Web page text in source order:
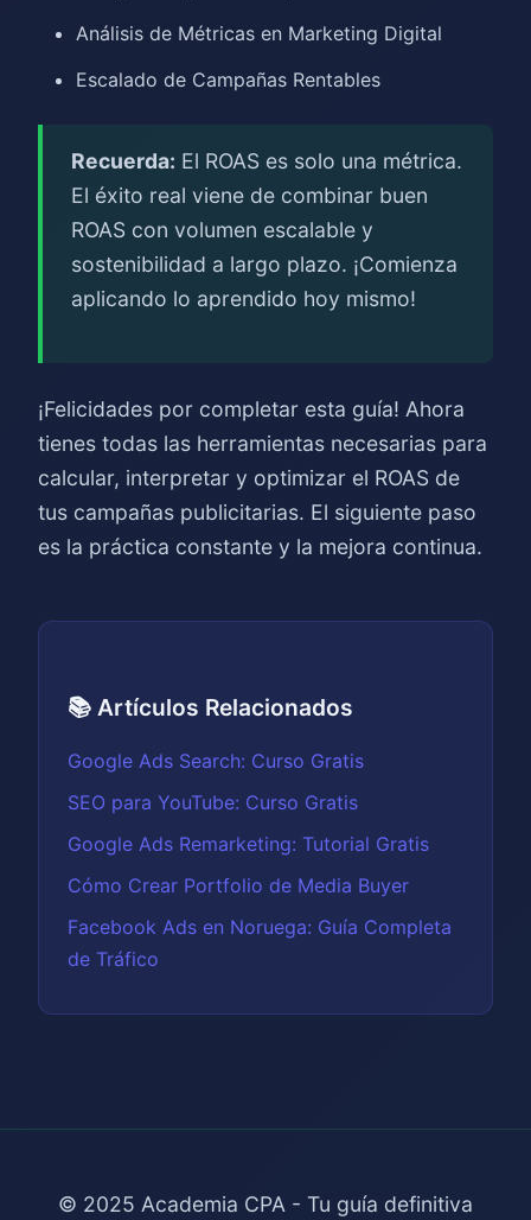
Análisis de Métricas en Marketing Digital
Escalado de Campañas Rentables
Recuerda: El ROAS es solo una métrica.
El éxito real viene de combinar buen
ROAS con volumen escalable y
sostenibilidad a largo plazo. ¡Comienza
aplicando lo aprendido hoy mismo!
¡Felicidades por completar esta guía! Ahora
tienes todas las herramientas necesarias para
calcular, interpretar y optimizar el ROAS de
tus campañas publicitarias. El siguiente paso
es la práctica constante y la mejora continua.
📚 Artículos Relacionados
Google Ads Search: Curso Gratis
SEO para YouTube: Curso Gratis
Google Ads Remarketing: Tutorial Gratis
Cómo Crear Portfolio de Media Buyer
Facebook Ads en Noruega: Guía Completa
de Tráfico
© 2025 Academia CPA - Tu guía definitiva